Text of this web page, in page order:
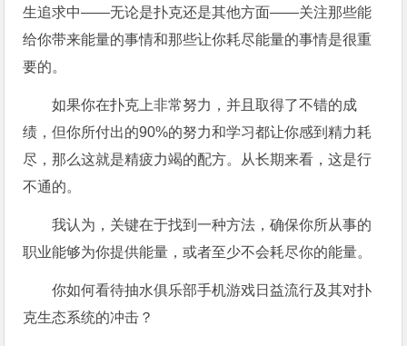
生追求中——无论是扑克还是其他方面——关注那些能
给你带来能量的事情和那些让你耗尽能量的事情是很重
要的。
如果你在扑克上非常努力，并且取得了不错的成
绩，但你所付出的90%的努力和学习都让你感到精力耗
尽，那么这就是精疲力竭的配方。从长期来看，这是行
不通的。
我认为，关键在于找到一种方法，确保你所从事的
职业能够为你提供能量，或者至少不会耗尽你的能量。
你如何看待抽水俱乐部手机游戏日益流行及其对扑
克生态系统的冲击？